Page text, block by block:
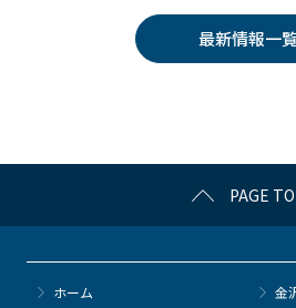
k
erk
et
n
a
最新情報一
PAGE
ホーム 金